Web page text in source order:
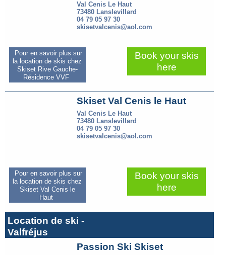
Val Cenis Le Haut
73480 Lanslevillard
04 79 05 97 30
skisetvalcenis@aol.com
Pour en savoir plus sur
la location de skis chez
Skiset Rive Gauche-
Résidence VVF
Book your skis
here
Skiset Val Cenis le Haut
Val Cenis Le Haut
73480 Lanslevillard
04 79 05 97 30
skisetvalcenis@aol.com
Pour en savoir plus sur
la location de skis chez
Skiset Val Cenis le
Haut
Book your skis
here
Location de ski -
Valfréjus
Passion Ski Skiset